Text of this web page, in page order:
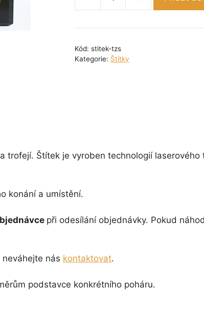
zlatý,
množství
Kód:stitek-tzs
Kategorie: Štítky
Štítek je vyroben technologií
konání a umístění.
při odesílání objednávky. Pokud
nás kontaktovat.
podstavce konkrétního poháru.